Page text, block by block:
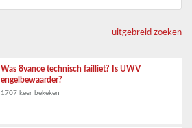
uitgebreid zoeken
Was 8vance technisch failliet? Is UWV
engelbewaarder?
1707 keer bekeken